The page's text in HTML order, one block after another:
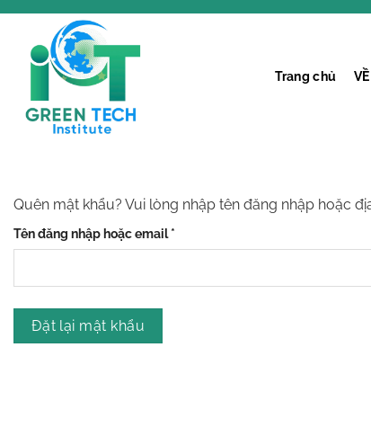
Chuyển
Trang chủ
Quên mật khẩu? Vui lòng nhập tên đăng nhập hoặc
Tên đăng nhập hoặc email*
buộc
Đặt lại mật khẩu